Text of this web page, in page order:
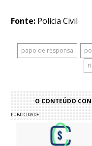
Fonte: Polícia Civil
papo de responsa
O CONTEÚDO
PUBLICIDADE